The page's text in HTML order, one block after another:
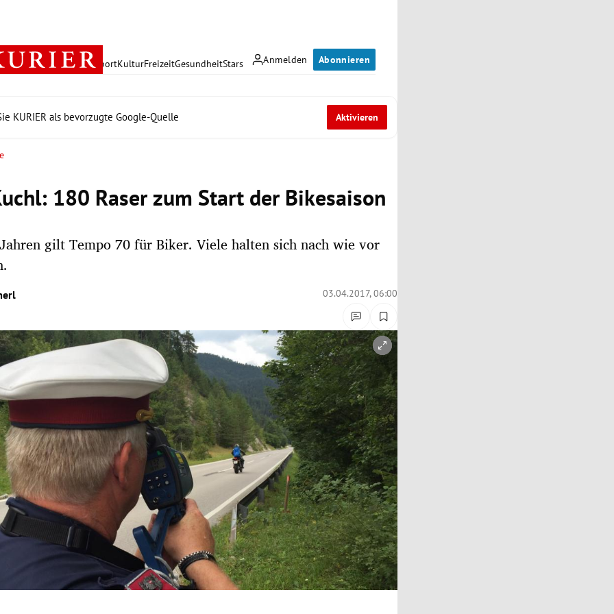
Anmelden Abonnieren
PolitikWirtschaft SportKulturFreizeitGesundheitStars
KURIER als bevorzugte Google-Quelle Aktivieren
180 Raser zum Start der Bikesaison
gilt Tempo 70 für Biker. Viele halten sich nach wie vor
03.04.2017, 06:00
öffnen/schließen